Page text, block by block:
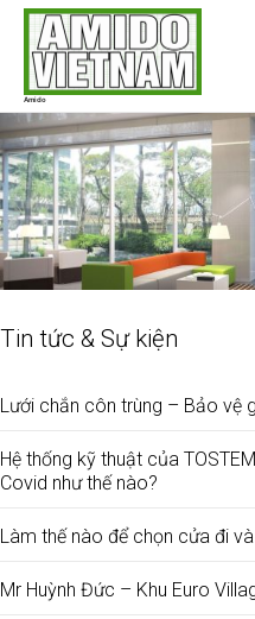
Nhảy
dungAmido
Tin tức & Sự kiện
Lưới chắn côn trùng – Bảo vệ
Hệ thống kỹ thuật của
Covid như thế nào?
Làm thế nào để chọn cửa đi
Mr Huỳnh Đức – Khu Euro